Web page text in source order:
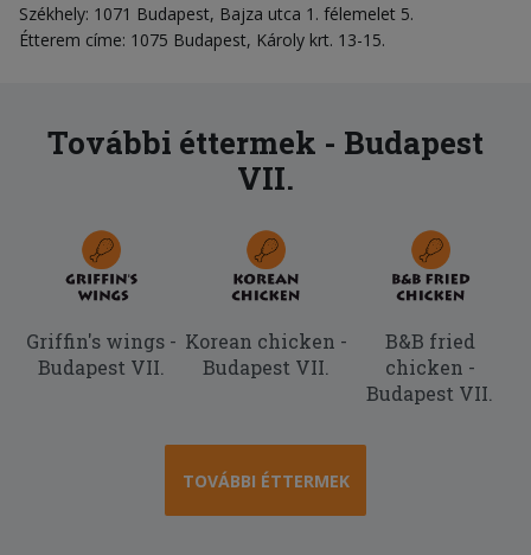
Székhely: 1071 Budapest, Bajza utca 1. félemelet 5.
Étterem címe: 1075 Budapest, Károly krt. 13-15.
További éttermek - Budapest
VII.
Griffin's wings -
Budapest VII.
Korean chicken -
Budapest VII.
B&B fried
chicken -
Budapest VII.
TOVÁBBI ÉTTERMEK